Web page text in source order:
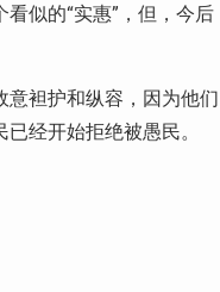
似的“实惠”，但，今后
意袒护和纵容，因为他们
经开始拒绝被愚民。